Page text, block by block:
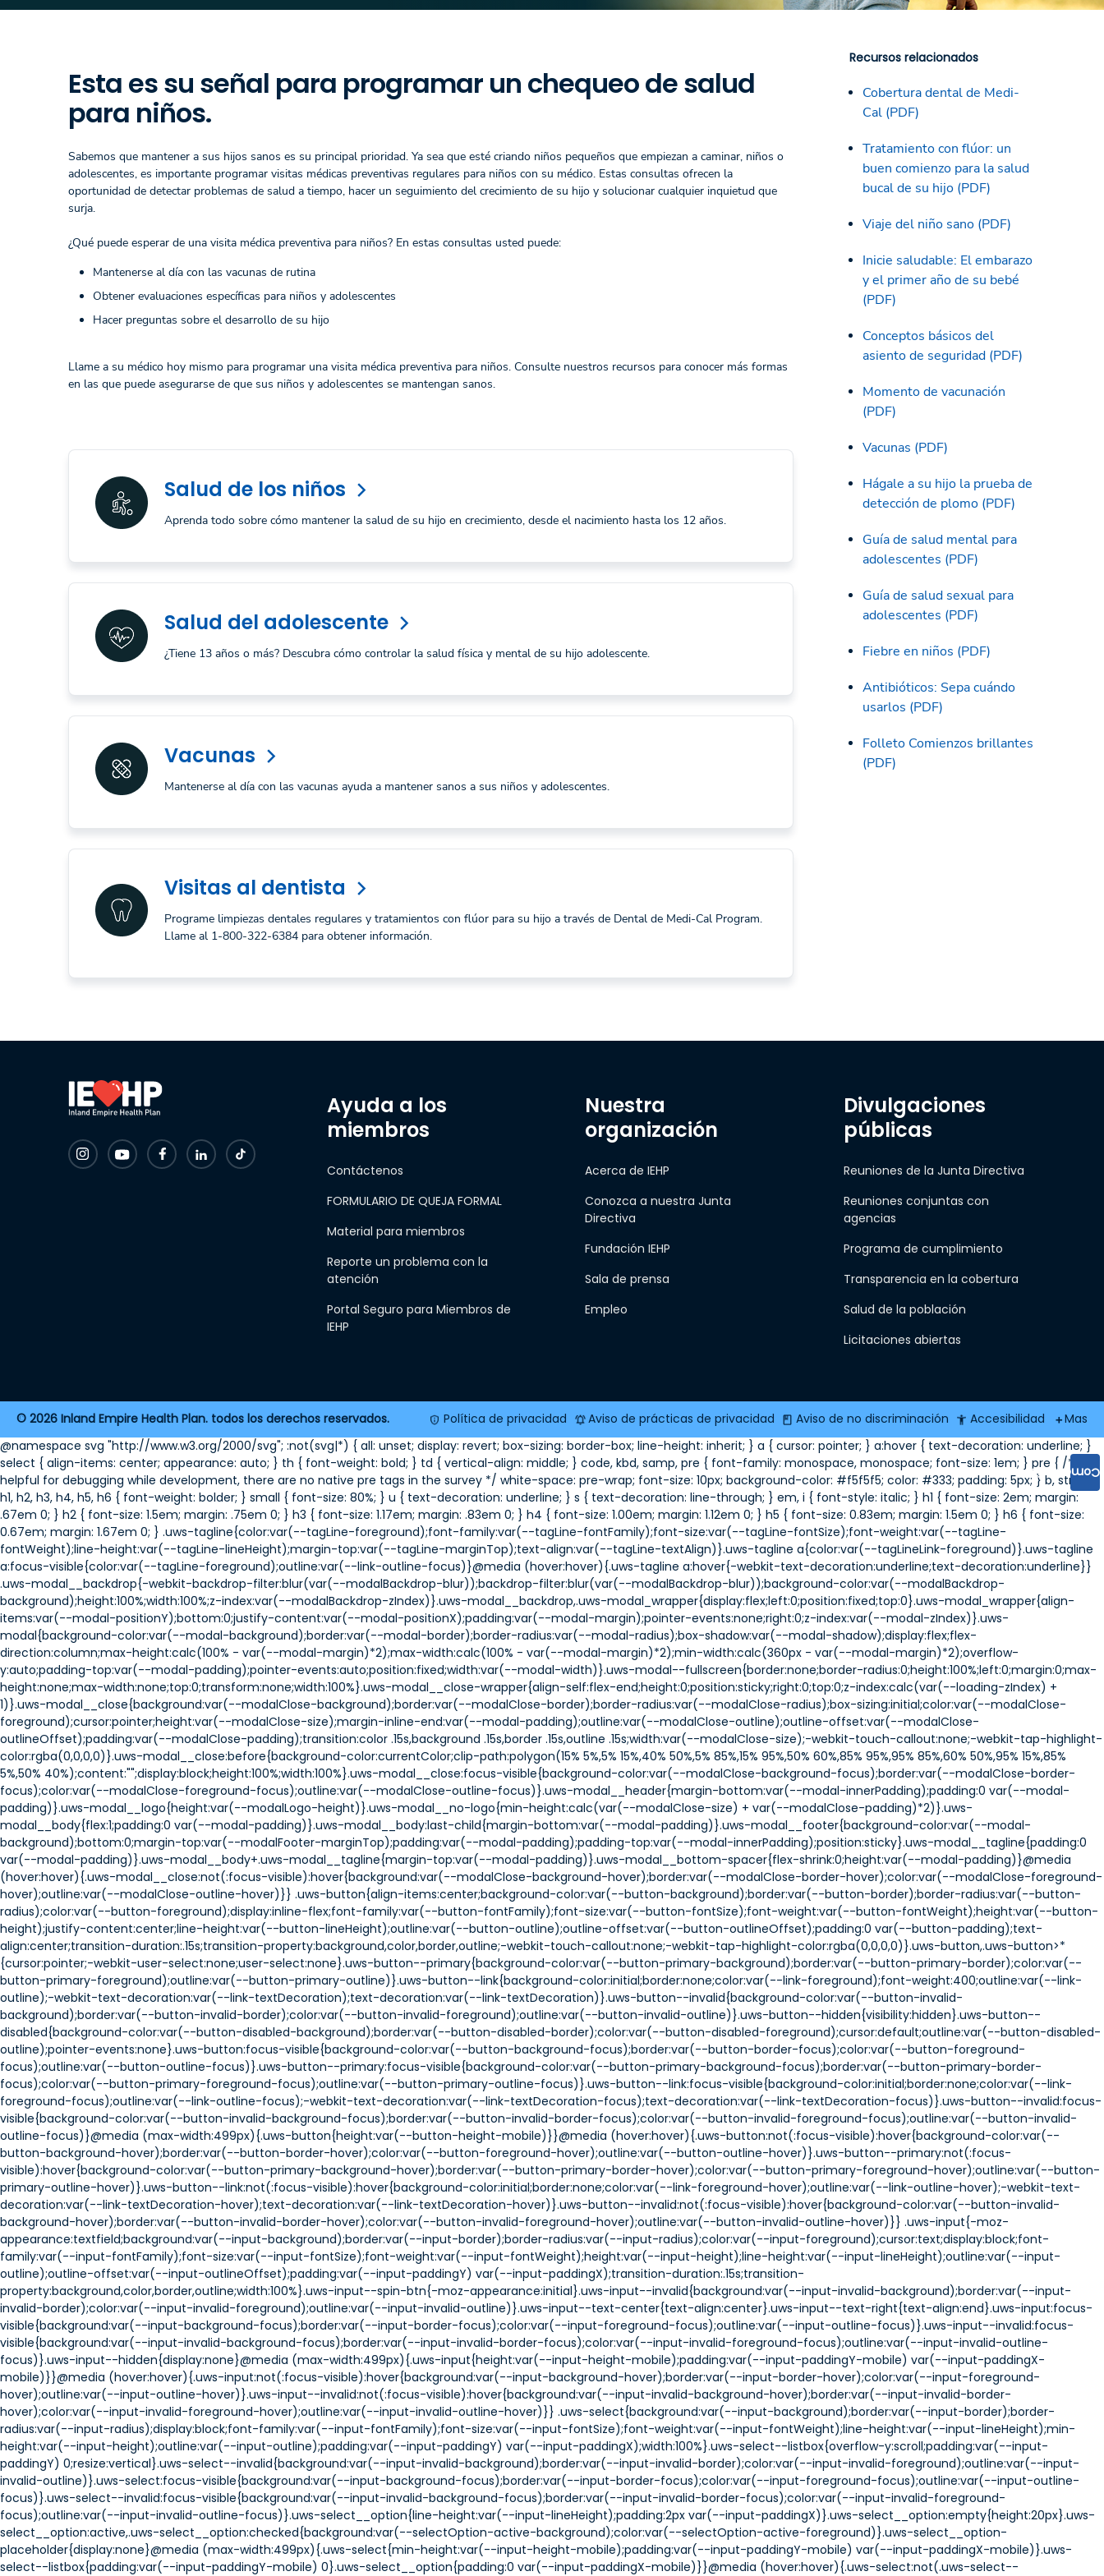
Esta es su señal para programar un chequeo de salud
para niños.
Sabemos que mantener a sus hijos sanos es su principal prioridad. Ya sea que esté criando niños pequeños que empiezan a caminar, niños o
adolescentes, es importante programar visitas médicas preventivas regulares para niños con su médico. Estas consultas ofrecen la
oportunidad de detectar problemas de salud a tiempo, hacer un seguimiento del crecimiento de su hijo y solucionar cualquier inquietud que
surja.
¿Qué puede esperar de una visita médica preventiva para niños? En estas consultas usted puede:
Mantenerse al día con las vacunas de rutina
Obtener evaluaciones específicas para niños y adolescentes
Hacer preguntas sobre el desarrollo de su hijo
Llame a su médico hoy mismo para programar una visita médica preventiva para niños. Consulte nuestros recursos para conocer más formas
en las que puede asegurarse de que sus niños y adolescentes se mantengan sanos.
Salud de los niños arrow_forward_ios
Aprenda todo sobre cómo mantener la salud de su hijo en crecimiento, desde el nacimiento hasta los 12 años.
Salud del adolescente arrow_forward_ios
¿Tiene 13 años o más? Descubra cómo controlar la salud física y mental de su hijo adolescente.
Vacunas arrow_forward_ios
Mantenerse al día con las vacunas ayuda a mantener sanos a sus niños y adolescentes.
Visitas al dentista arrow_forward_ios
Programe limpiezas dentales regulares y tratamientos con flúor para su hijo a través de Dental de Medi-Cal Program.
Llame al 1-800-322-6384 para obtener información.
Recursos relacionados
Cobertura dental de Medi-
Cal (PDF)
Tratamiento con flúor: un
buen comienzo para la salud
bucal de su hijo (PDF)
Viaje del niño sano (PDF)
Inicie saludable: El embarazo
y el primer año de su bebé
(PDF)
Conceptos básicos del
asiento de seguridad (PDF)
Momento de vacunación
(PDF)
Vacunas (PDF)
Hágale a su hijo la prueba de
detección de plomo (PDF)
Guía de salud mental para
adolescentes (PDF)
Guía de salud sexual para
adolescentes (PDF)
Fiebre en niños (PDF)
Antibióticos: Sepa cuándo
usarlos (PDF)
Folleto Comienzos brillantes
(PDF)
Ayuda a los
miembros
Contáctenos
FORMULARIO DE QUEJA FORMAL
Material para miembros
Reporte un problema con la
atención
Portal Seguro para Miembros de
IEHP
Nuestra
organización
Acerca de IEHP
Conozca a nuestra Junta
Directiva
Fundación IEHP
Sala de prensa
Empleo
Divulgaciones
públicas
Reuniones de la Junta Directiva
Reuniones conjuntas con
agencias
Programa de cumplimiento
Transparencia en la cobertura
Salud de la población
Licitaciones abiertas
2026 Inland Empire Health Plan. todos los derechos reservados. Política de privacidad Aviso de prácticas de privacidad Aviso de no discriminación Accesibilidad Mas